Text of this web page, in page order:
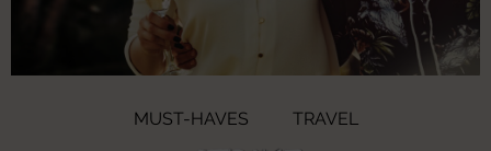
MUST-HAVES TRAVEL